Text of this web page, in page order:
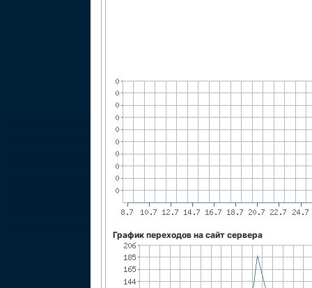
График переходов на сайт сервера